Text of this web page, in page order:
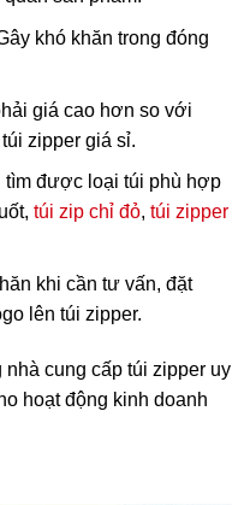
khó khăn trong đóng
giá cao hơn so với
zipper giá sỉ.
tìm được loại túi phù hợp
túi zip chỉ đỏ, túi zipper
khi cần tư vấn, đặt
lên túi zipper.
cung cấp túi zipper uy
hoạt động kinh doanh